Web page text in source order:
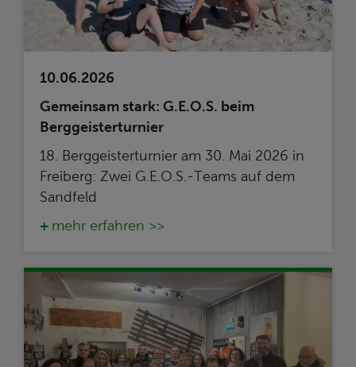
10.06.2026
Gemeinsam stark: G.E.O.S. beim
Berggeisterturnier
18. Berggeisterturnier am 30. Mai 2026 in
Freiberg: Zwei G.E.O.S.-Teams auf dem
Sandfeld
mehr erfahren >>